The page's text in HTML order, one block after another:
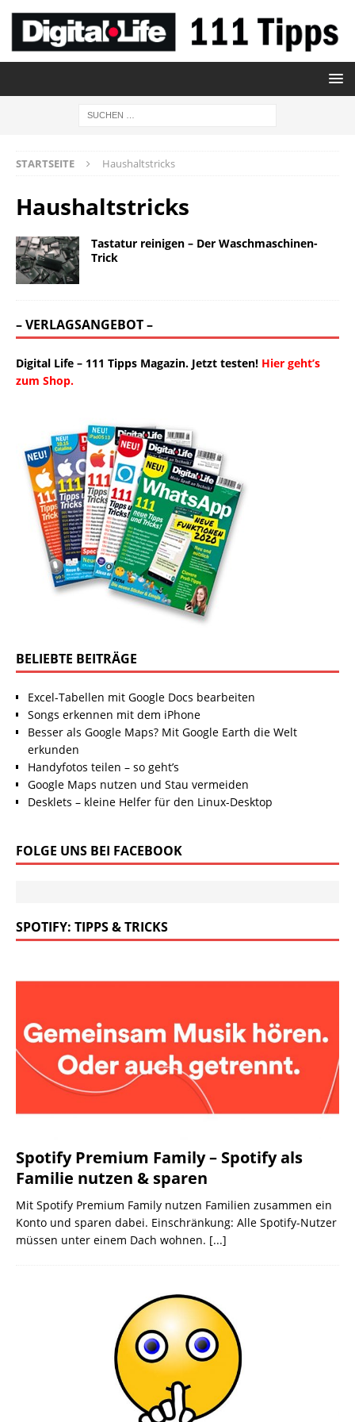
STARTSEITE Haushaltstricks
Haushaltstricks
Tastatur reinigen – Der Waschmaschinen-
Trick
– VERLAGSANGEBOT –
Digital Life – 111 Tipps Magazin. Jetzt testen! Hier geht’s
zum Shop.
BELIEBTE BEITRÄGE
Excel-Tabellen mit Google Docs bearbeiten
Songs erkennen mit dem iPhone
Besser als Google Maps? Mit Google Earth die Welt
erkunden
Handyfotos teilen – so geht’s
Google Maps nutzen und Stau vermeiden
Desklets – kleine Helfer für den Linux-Desktop
FOLGE UNS BEI FACEBOOK
SPOTIFY: TIPPS & TRICKS
Spotify Premium Family – Spotify als
Familie nutzen & sparen
Mit Spotify Premium Family nutzen Familien zusammen ein
Konto und sparen dabei. Einschränkung: Alle Spotify-Nutzer
müssen unter einem Dach wohnen. [...]